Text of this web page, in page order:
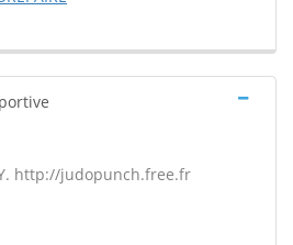
http://judopunch.free.fr